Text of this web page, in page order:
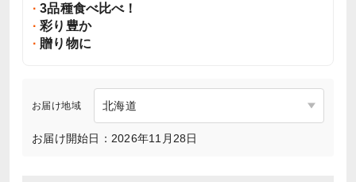
3品種食べ比べ！
彩り豊か
贈り物に
お届け地域
お届け開始日：2026年11月28日